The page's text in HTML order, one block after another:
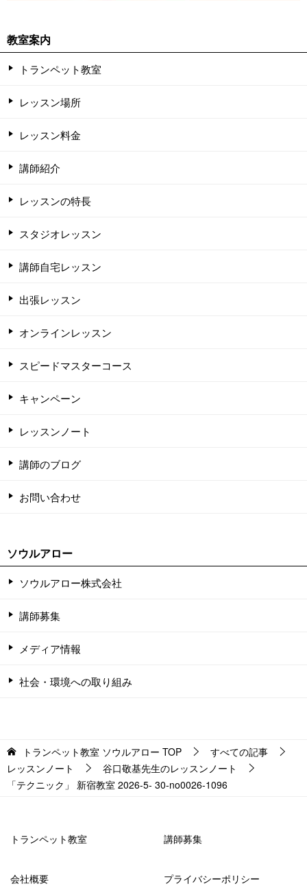
教室案内
トランペット教室
レッスン場所
レッスン料金
講師紹介
レッスンの特長
スタジオレッスン
講師自宅レッスン
出張レッスン
オンラインレッスン
スピードマスターコース
キャンペーン
レッスンノート
講師のブログ
お問い合わせ
ソウルアロー
ソウルアロー株式会社
講師募集
メディア情報
社会・環境への取り組み
トランペット教室 ソウルアロー TOP
すべての記事
レッスンノート
谷口敬基先生のレッスンノート
「テクニック」 新宿教室 2026-5- 30-no0026-1096
トランペット教室 講師募集
会社概要 プライバシーポリシー